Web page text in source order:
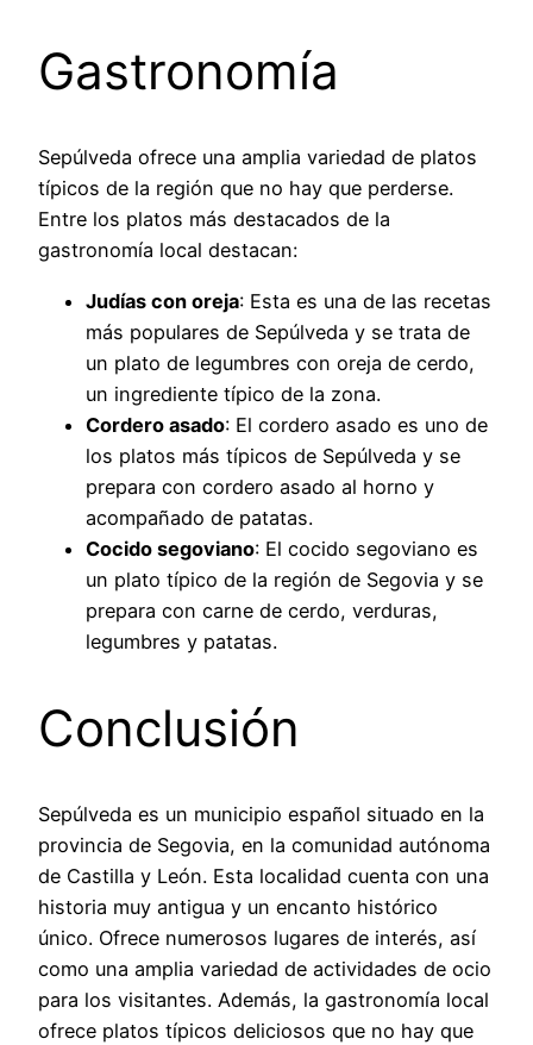
Gastronomía
Sepúlveda ofrece una amplia variedad de platos
típicos de la región que no hay que perderse.
Entre los platos más destacados de la
gastronomía local destacan:
Judías con oreja: Esta es una de las recetas
más populares de Sepúlveda y se trata de
un plato de legumbres con oreja de cerdo,
un ingrediente típico de la zona.
Cordero asado: El cordero asado es uno de
los platos más típicos de Sepúlveda y se
prepara con cordero asado al horno y
acompañado de patatas.
Cocido segoviano: El cocido segoviano es
un plato típico de la región de Segovia y se
prepara con carne de cerdo, verduras,
legumbres y patatas.
Conclusión
Sepúlveda es un municipio español situado en la
provincia de Segovia, en la comunidad autónoma
de Castilla y León. Esta localidad cuenta con una
historia muy antigua y un encanto histórico
único. Ofrece numerosos lugares de interés, así
como una amplia variedad de actividades de ocio
para los visitantes. Además, la gastronomía local
ofrece platos típicos deliciosos que no hay que